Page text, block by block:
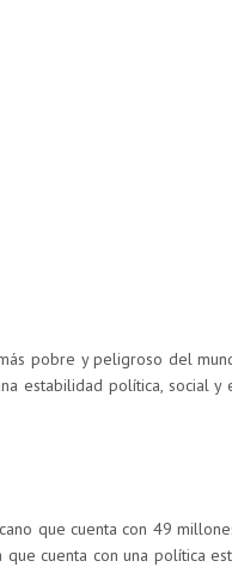
pobre y peligroso del
estabilidad política, social
que cuenta con 49
que cuenta con una política